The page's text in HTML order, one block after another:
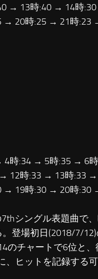
→ 13時:40 → 14時
→ 20時:25 → 21時:23
時:34 → 5時:35 → 6
12時:33 → 13時:33
→ 19時:30 → 20時:30
7thシングル表題曲で
登場初日(2018/7/
のチャートで6位と
ヒットを記録する